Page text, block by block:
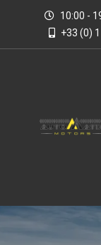
10:00 -
+33 (0)